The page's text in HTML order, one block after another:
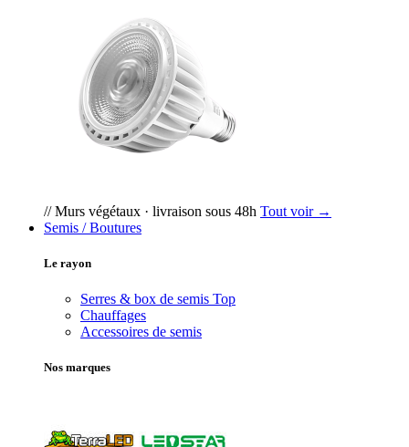
// Murs végétaux · livraison sous 48h Tout voir →
Semis / Boutures
Le rayon
Serres & box de semis Top
Chauffages
Accessoires de semis
Nos marques